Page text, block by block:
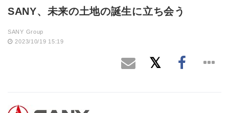
SANY、未来の土地の誕生に立ち会う
SANY Group
2023/10/19 15:19